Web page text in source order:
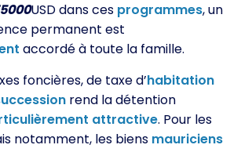
USD dans ces programmes, un
permanent est
accordé à toute la famille.
foncières, de taxe d’habitation
rend la détention
attractive. Pour les
notamment, les biens mauriciens